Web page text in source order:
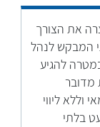
את הצורך
המבקש לנהל
להגיע
מדובר
ליווי
בלתי